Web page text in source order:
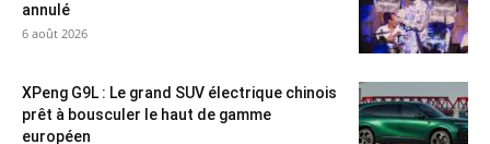
annulé
6 août 2026
XPeng G9L : Le grand SUV électrique chinois
prêt à bousculer le haut de gamme
européen